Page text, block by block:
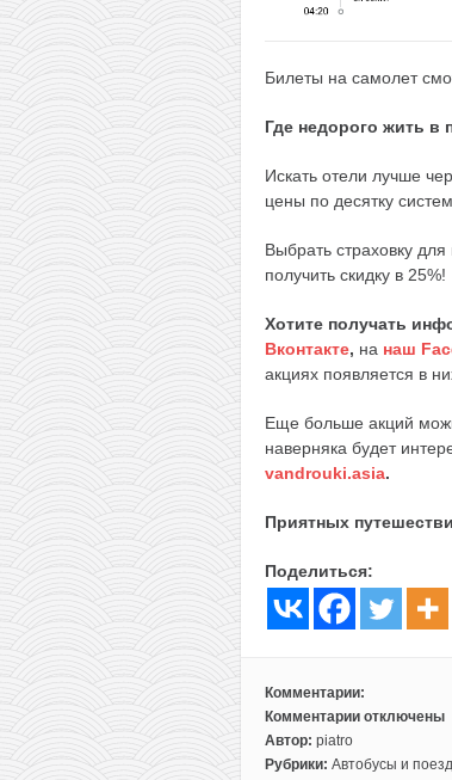
Билеты на самолет
Где недорого жить в
Искать отели лучше
цены по десятку
Выбрать страховку
получить скидку в 25%!
Хотите получать
Вконтакте, на наш
акциях появляется в
Еще больше акций
наверняка будет
vandrouki.asia.
Приятных
Поделиться:
Комментарии:
Комментарии
к
записи
отключены
Автор: piatro
Рубрики: Автобусы и